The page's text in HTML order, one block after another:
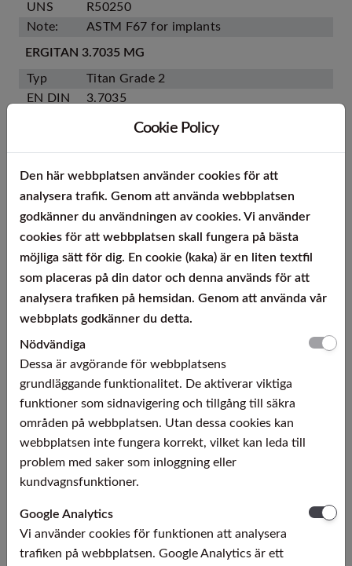
UNS
R50250
Note:
ASTM F67 for implants
ERGITAN 3.7035 MG
Typ
Titan Grade 2
EN DIN
3.7035
Note:
ASTM F67 for implants
ERGITAN 3.7055
Typ
Titan Grade 3
UNS
R50550
Note:
ERGITAN 3.7065 MG
Typ
EN DIN
3.7065
AISI
Ti Grade 4
UNS
R50700
Note:
ASTM F67 for implants
ERGITAN 3.7165 MG
Typ
Ti6Al4V-ELI
EN DIN
3.7165
AISI
Ti Grade 23
UNS
R56401
Note:
3.7164 Aerospace; ASTM F136 for implants
Cookie Policy
Den här webbplatsen använder cookies för att
analysera trafik. Genom att använda webbplatsen
godkänner du användningen av cookies. Vi använder
cookies för att webbplatsen skall fungera på bästa
möjliga sätt för dig. En cookie (kaka) är en liten textfil
som placeras på din dator och denna används för att
analysera trafiken på hemsidan. Genom att använda vår
webbplats godkänner du detta.
Nödvändiga
Dessa är avgörande för webbplatsens
grundläggande funktionalitet. De aktiverar viktiga
funktioner som sidnavigering och tillgång till säkra
områden på webbplatsen. Utan dessa cookies kan
webbplatsen inte fungera korrekt, vilket kan leda till
problem med saker som inloggning eller
kundvagnsfunktioner.
Google Analytics
Vi använder cookies för funktionen att analysera
trafiken på webbplatsen. Google Analytics är ett